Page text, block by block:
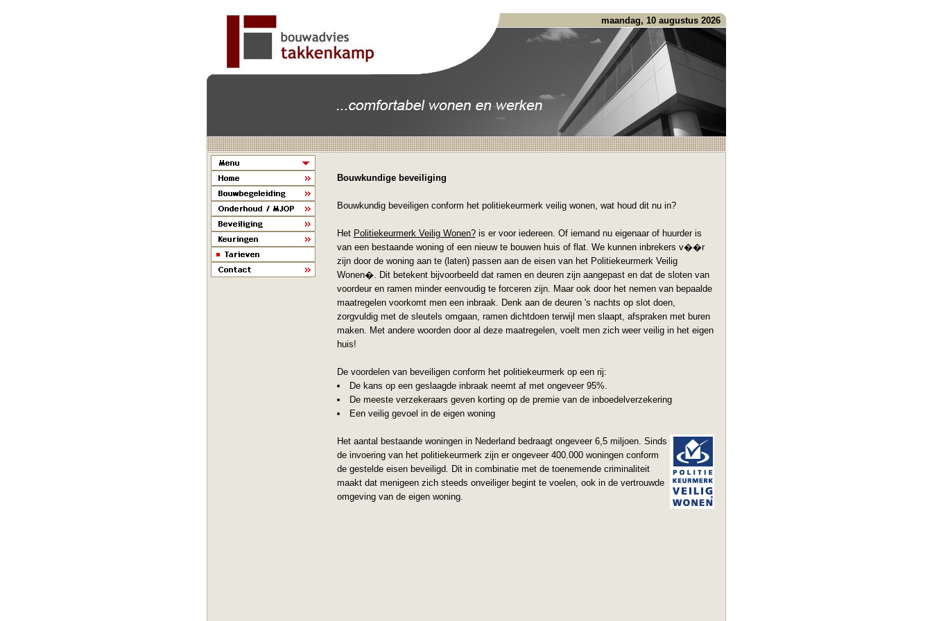
maandag, 10 augustus 2026
Bouwkundige beveiliging
Bouwkundig beveiligen conform het politiekeurmerk veilig wonen, wat houd dit nu in?
Het Politiekeurmerk Veilig Wonen?is er voor iedereen. Of iemand nu eigenaar of huurder is
van een bestaande woning of een nieuw te bouwen huis of flat. We kunnen inbrekers v��r
zijn door de woning aan te (laten) passen aan de eisen van het Politiekeurmerk Veilig
Wonen�. Dit betekent bijvoorbeeld dat ramen en deuren zijn aangepast en dat de sloten van
voordeur en ramen minder eenvoudig te forceren zijn. Maar ook door het nemen van bepaalde
maatregelen voorkomt men een inbraak. Denk aan de deuren 's nachts op slot doen,
zorgvuldig met de sleutels omgaan, ramen dichtdoen terwijl men slaapt, afspraken met buren
maken. Met andere woorden door al deze maatregelen, voelt men zich weer veilig in het eigen
huis!
De voordelen van beveiligen conform het politiekeurmerk op een rij:
De kans op een geslaagde inbraak neemt af met ongeveer 95%.
De meeste verzekeraars geven korting op de premie van de inboedelverzekering
Een veilig gevoel in de eigen woning
Het aantal bestaande woningen in Nederland bedraagt ongeveer 6,5 miljoen. Sinds
de invoering van het politiekeurmerk zijn er ongeveer 400.000 woningen conform
de gestelde eisen beveiligd. Dit in combinatie met de toenemende criminaliteit
maakt dat menigeen zich steeds onveiliger begint te voelen, ook in de vertrouwde
omgeving van de eigen woning.